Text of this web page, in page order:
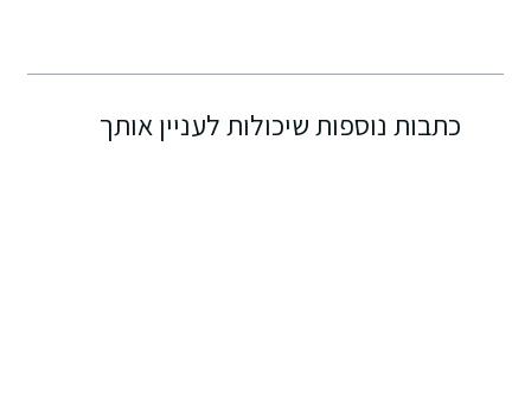
כתבות נוספות שיכולות לעניין אותך